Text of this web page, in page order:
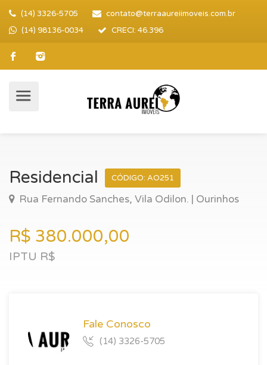
(14) 3326-5705
contato@terraaureiimoveis.com.br
(14) 98136-0034
CRECI: 46.396
Residencial CÓDIGO: AO251
Rua Fernando Sanches, Vila Odilon. | Ourinhos
R$ 380.000,00
IPTU R$
Fale Conosco
(14) 3326-5705